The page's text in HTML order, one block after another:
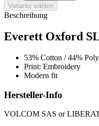
Beschreibung
Everett Oxford
53% Cotton / 44%
Print: Embroidery
Modern fit
Hersteller-Info
VOLCOM SAS or